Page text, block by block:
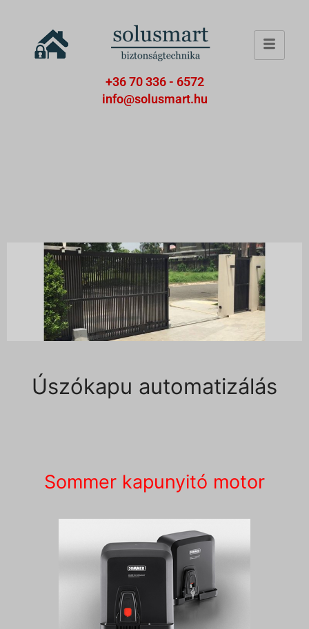
+36 70 336 - 6572
info@solusmart.hu
Úszókapu automatizálás
Sommer kapunyitó motor